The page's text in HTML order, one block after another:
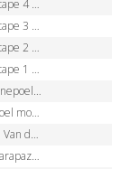
en crise
maillot jaune
7e record
maillot jaune
au sprint
cinq sacres
Elysées ?
perd le podium